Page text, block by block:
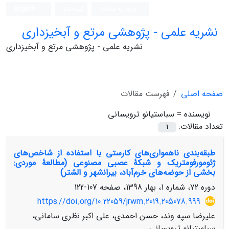
نشریه علمی - پژوهشی مرتع و آبخیزداری
نشریه علمی - پژوهشی مرتع و آبخیزداری
صفحه اصلی
فهرست مقالات
نویسنده = سباستیانو ترویسانی
تعداد مقالات:
1
طبقه‌بندی ناهمواری‌های کارستی با استفاده از شاخص‌های
ژئومورفومتریک و شبکۀ عصبی مصنوعی (مطالعۀ موردی:
بخشی از حوضه‌های خرم‌آباد، بیرانشهر و الشتر)
دوره 72، شماره 1، بهار 1398، صفحه
107-122
https://doi.org/10.22059/jrwm.2019.205078.999
علیرضا سپه وند، حسن احمدی، علی اکبر نظری سامانی،